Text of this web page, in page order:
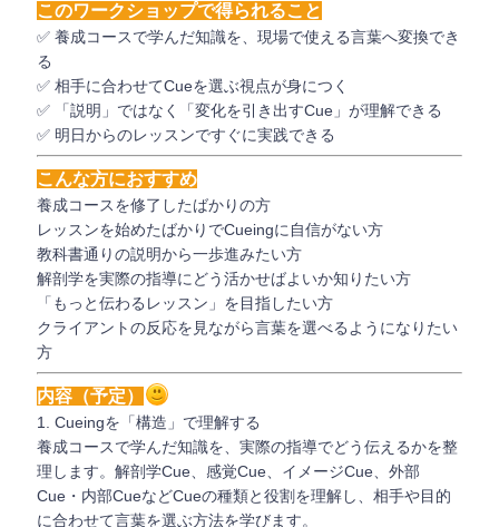
このワークショップで得られること
✅ 養成コースで学んだ知識を、現場で使える言葉へ変換でき
る
✅ 相手に合わせてCueを選ぶ視点が身につく
✅ 「説明」ではなく「変化を引き出すCue」が理解できる
✅ 明日からのレッスンですぐに実践できる
こんな方におすすめ
養成コースを修了したばかりの方
レッスンを始めたばかりでCueingに自信がない方
教科書通りの説明から一歩進みたい方
解剖学を実際の指導にどう活かせばよいか知りたい方
「もっと伝わるレッスン」を目指したい方
クライアントの反応を見ながら言葉を選べるようになりたい
方
内容（予定）
1. Cueingを「構造」で理解する
養成コースで学んだ知識を、実際の指導でどう伝えるかを整
理します。解剖学Cue、感覚Cue、イメージCue、外部
Cue・内部CueなどCueの種類と役割を理解し、相手や目的
に合わせて言葉を選ぶ方法を学びます。